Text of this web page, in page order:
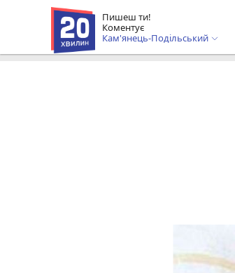
Пишеш ти!
Коментує
Кам'янець-Подільський